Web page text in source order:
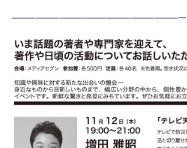
——————————————————————